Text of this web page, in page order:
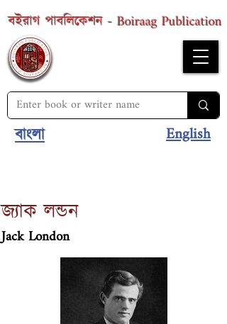
বইরাগ পাবলিকেশন - Boiraag Publication
বাংলা English
জ্যাক লন্ডন
Jack London